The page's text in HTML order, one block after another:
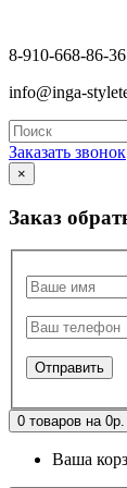
8-910-668-86-36
info@inga-
Заказать звонок
×
Заказ
0 товаров на 0р.
Ваша